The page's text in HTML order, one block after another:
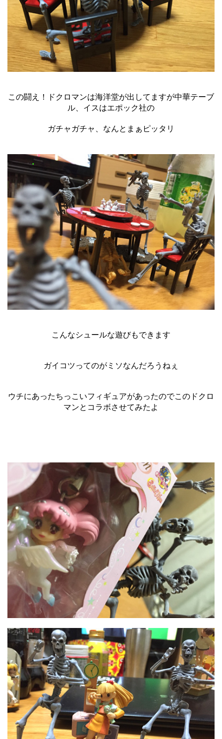
この闘え！ドクロマンは海洋堂が出してますが中華テーブ
ル、イスはエポック社の
ガチャガチャ、なんとまぁピッタリ
こんなシュールな遊びもできます
ガイコツってのがミソなんだろうねぇ
ウチにあったちっこいフィギュアがあったのでこのドクロ
マンとコラボさせてみたよ